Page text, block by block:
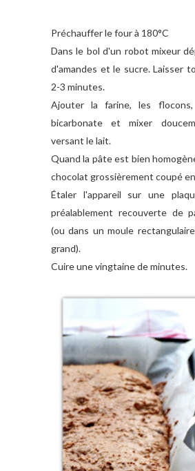
Préchauffer le four à 180°C
Dans le bol d'un robot mixeur
d'amandes et le sucre. Laisser
2-3 minutes.
Ajouter la farine, les
bicarbonate et mixer
versant le lait.
Quand la pâte est bien
chocolat grossièrement coupé
Étaler l'appareil sur une
préalablement recouverte de
(ou dans un moule
grand).
Cuire une vingtaine de minutes.